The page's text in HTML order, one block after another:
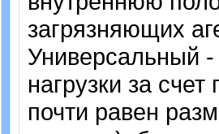
загрязняющих
Универсальный
нагрузки за
почти равен